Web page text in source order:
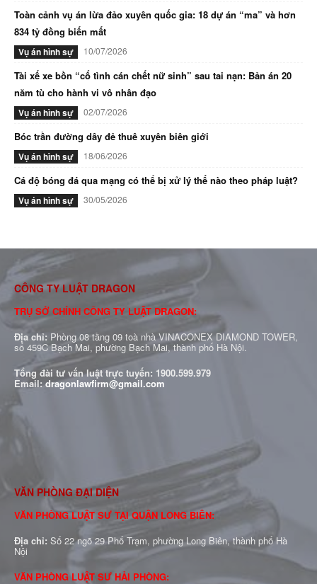
Toàn cảnh vụ án lừa đảo xuyên quốc gia: 18 dự án “ma” và hơn
834 tỷ đồng biến mất
Vụ án hình sự 10/07/2026
Tài xế xe bồn “cố tình cán chết nữ sinh” sau tai nạn: Bản án 20
năm tù cho hành vi vô nhân đạo
Vụ án hình sự 02/07/2026
Bóc trần đường dây đẻ thuê xuyên biên giới
Vụ án hình sự 18/06/2026
Cá độ bóng đá qua mạng có thể bị xử lý thế nào theo pháp luật?
Vụ án hình sự 30/05/2026
CÔNG TY LUẬT DRAGON
TRỤ SỞ CHÍNH CÔNG TY LUẬT DRAGON:
Địa chỉ: Phòng 08 tầng 09 toà nhà VINACONEX DIAMOND TOWER,
số 459C Bạch Mai, phường Bạch Mai, thành phố Hà Nội.
Tổng đài tư vấn luật trực tuyến: 1900.599.979
Email:dragonlawfirm@gmail.com
VĂN PHÒNG ĐẠI DIỆN
VĂN PHÒNG LUẬT SƯ TẠI QUẬN LONG BIÊN:
Địa chỉ: Số 22 ngõ 29 Phố Trạm, phường Long Biên, thành phố Hà
Nội
VĂN PHÒNG LUẬT SƯ HẢI PHÒNG: